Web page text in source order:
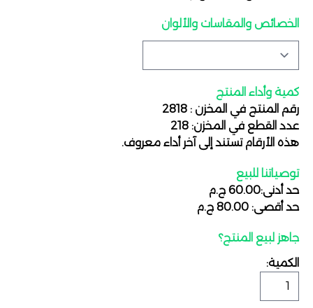
الخصائص والمقاسات والألوان
كمية وأداء المنتج
رقم المنتج في المخزن : 2818
عدد القطع في المخزن: 218
هذه الأرقام تستند إلى آخر أداء معروف.
توصياتنا للبيع
حد أدنى:60.00 ج.م
حد أقصى: 80.00 ج.م
جاهز لبيع المنتج؟
الكمية: